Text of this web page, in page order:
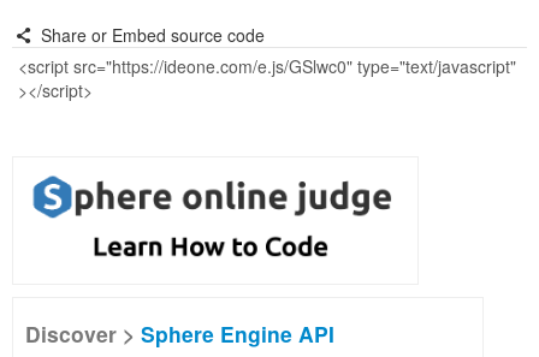
Share or Embed source code
Discover > Sphere Engine API